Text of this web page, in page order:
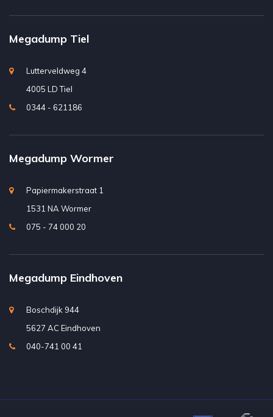
Megadump Tiel
Lutterveldweg 4
4005 LD Tiel
0344 - 621186
Megadump Wormer
Papiermakerstraat 1
1531 NA Wormer
075 - 74 000 20
Megadump Eindhoven
Boschdijk 944
5627 AC Eindhoven
040-741 00 41